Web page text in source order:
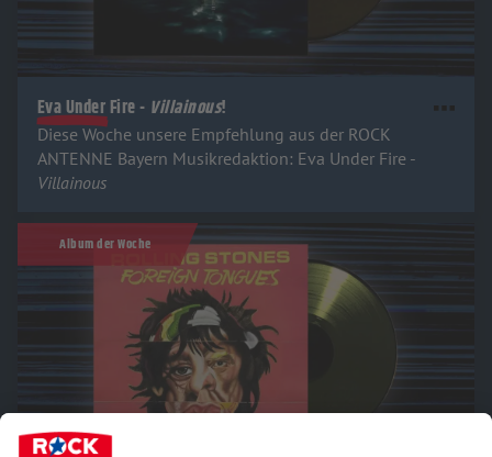
Eva Under Fire - Villainous!
Diese Woche unsere Empfehlung aus der ROCK
ANTENNE Bayern Musikredaktion: Eva Under Fire -
Villainous
Album der Woche